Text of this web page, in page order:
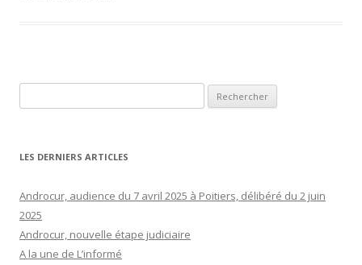
LES DERNIERS ARTICLES
Androcur, audience du 7 avril 2025 à Poitiers, délibéré du 2 juin
2025
Androcur, nouvelle étape judiciaire
A la une de L’informé